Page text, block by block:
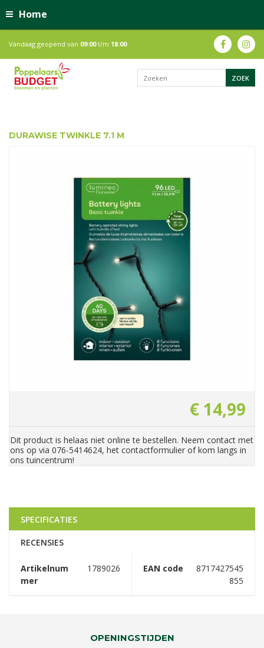
Home
Vandaag geopend van 09:00t/m 18:00
DURAWISE TWINKLE 7.1 M
€ 14,99
Dit product is helaas niet online te bestellen. Neem contact met
ons op via 076-5414624, het contactformulier of kom langs in
ons tuincentrum!
SPECIFICATIES
RECENSIES
Artikelnum
mer
1789026 EAN code
8717427545
855
OPENINGSTIJDEN